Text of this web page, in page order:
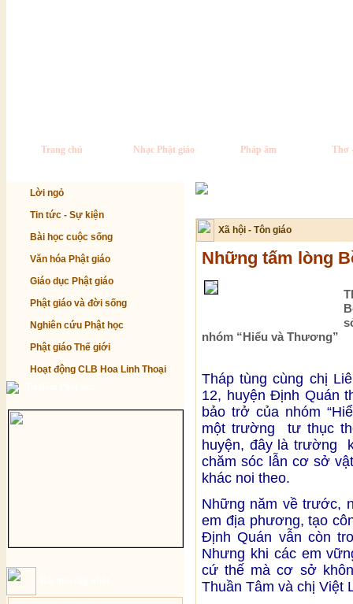
Trang chủ Nhạc Phật giáo Pháp âm Thơ
Lời ngỏ
Tin tức - Sự kiện
Bài học cuộc sống
Văn hóa Phật giáo
Giáo dục Phật giáo
Phật giáo và đời sống
Nghiên cứu Phật học
Phật giáo Thế giới
Hoạt động CLB Hoa Linh Thoại
Xã hội - Tôn giáo
Những tấm lòng
nhóm “Hiểu và Thương”
Tháp tùng cùng chị
12, huyện Định Quán
bảo trở của nhóm
một trường tư thục
huyện, đây là trường
chăm sóc lẫn cơ sở
khác noi theo.
Những năm về trước,
em địa phương, tạo
Định Quán vẫn còn
Nhưng khi các em
cứ thế mà cơ sở
Thuần Tâm và chị Việt